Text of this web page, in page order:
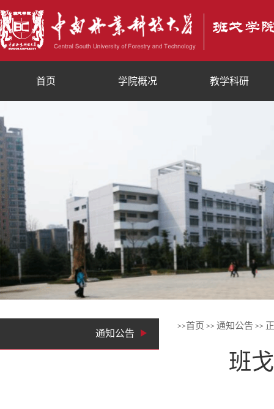
首页 学院概况 教学科研
通知公告
>>首页 >> 通知公告 >>
班